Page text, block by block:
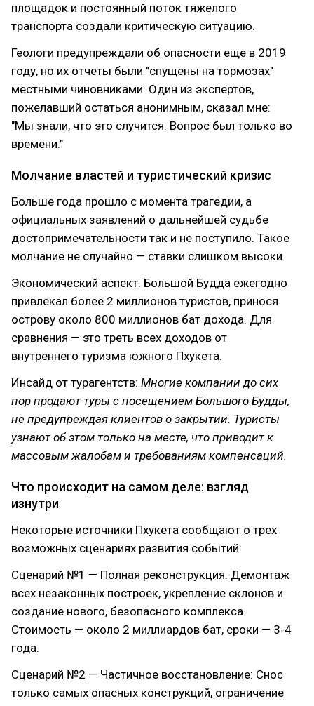
площадок и постоянный поток тяжелого
транспорта создали критическую ситуацию.
Геологи предупреждали об опасности еще в 2019
году, но их отчеты были "спущены на тормозах"
местными чиновниками. Один из экспертов,
пожелавший остаться анонимным, сказал мне:
"Мы знали, что это случится. Вопрос был только во
времени."
Молчание властей и туристический кризис
Больше года прошло с момента трагедии, а
официальных заявлений о дальнейшей судьбе
достопримечательности так и не поступило. Такое
молчание не случайно — ставки слишком высоки.
Экономический аспект: Большой Будда ежегодно
привлекал более 2 миллионов туристов, принося
острову около 800 миллионов бат дохода. Для
сравнения — это треть всех доходов от
внутреннего туризма южного Пхукета.
Инсайд от турагентств: Многие компании до сих
пор продают туры с посещением Большого Будды,
не предупреждая клиентов о закрытии. Туристы
узнают об этом только на месте, что приводит к
массовым жалобам и требованиям компенсаций.
Что происходит на самом деле: взгляд
изнутри
Некоторые источники Пхукета сообщают о трех
возможных сценариях развития событий:
Сценарий №1 — Полная реконструкция: Демонтаж
всех незаконных построек, укрепление склонов и
создание нового, безопасного комплекса.
Стоимость — около 2 миллиардов бат, сроки — 3-4
года.
Сценарий №2 — Частичное восстановление: Снос
только самых опасных конструкций, ограничение